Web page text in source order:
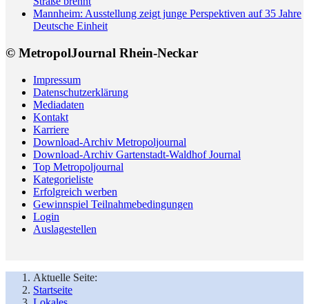
Mannheim: Ausstellung zeigt junge Perspektiven auf 35 Jahre
Deutsche Einheit
© MetropolJournal Rhein-Neckar
Impressum
Datenschutzerklärung
Mediadaten
Kontakt
Karriere
Download-Archiv Metropoljournal
Download-Archiv Gartenstadt-Waldhof Journal
Top Metropoljournal
Kategorieliste
Erfolgreich werben
Gewinnspiel Teilnahmebedingungen
Login
Auslagestellen
Aktuelle Seite:
Startseite